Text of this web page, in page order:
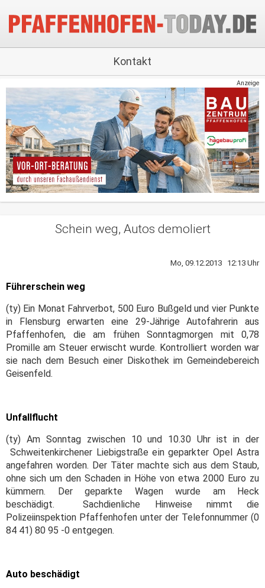
Kontakt
Anzeige
Schein weg, Autos demoliert
Mo, 09.12.2013 12:13 Uhr
Führerschein weg
(ty) Ein Monat Fahrverbot, 500 Euro Bußgeld und vier Punkte
in Flensburg erwarten eine 29-Jährige Autofahrerin aus
Pfaffenhofen, die am frühen Sonntagmorgen mit 0,78
Promille am Steuer erwischt wurde. Kontrolliert worden war
sie nach dem Besuch einer Diskothek im Gemeindebereich
Geisenfeld.
Unfallflucht
(ty) Am Sonntag zwischen 10 und 10.30 Uhr ist in der
Schweitenkirchener Liebigstraße ein geparkter Opel Astra
angefahren worden. Der Täter machte sich aus dem Staub,
ohne sich um den Schaden in Höhe von etwa 2000 Euro zu
kümmern. Der geparkte Wagen wurde am Heck
beschädigt.
Sachdienliche Hinweise nimmt die
Polizeiinspektion Pfaffenhofen unter der Telefonnummer (0
84 41) 80 95 -0 entgegen.
Auto beschädigt